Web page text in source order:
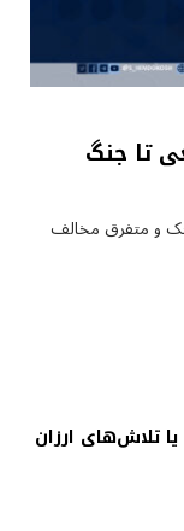
تا جنگ
و متفرق مخالف
تلاش‌های ارزان